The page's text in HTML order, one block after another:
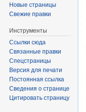
Новые страницы
Свежие правки
Инструменты
Ссылки сюда
Связанные правки
Спецстраницы
Версия для печати
Постоянная ссылка
Сведения о странице
Цитировать страницу